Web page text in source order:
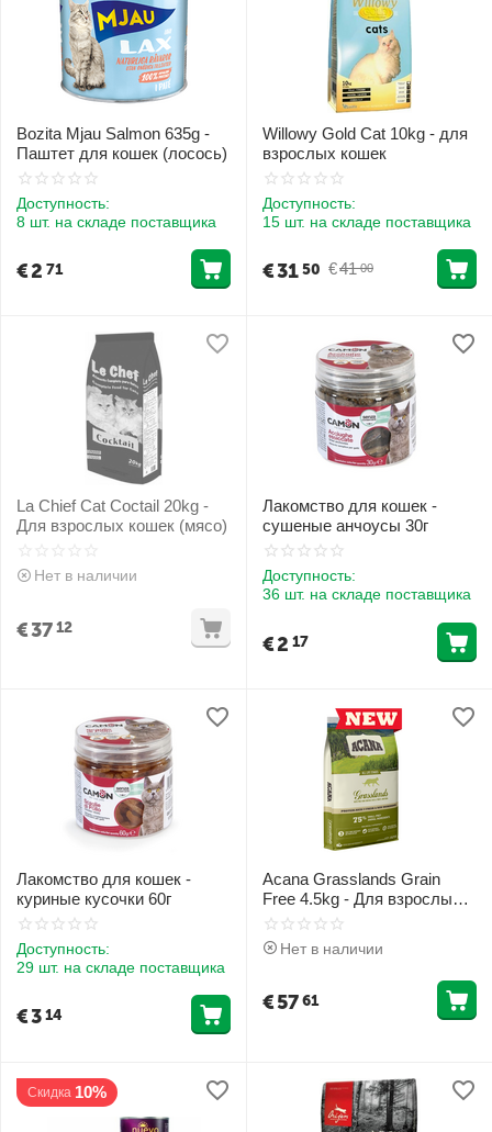
Bozita Mjau Salmon 635g -
Паштет для кошек (лосось)
Доступность:
8 шт. на складе поставщика
€2 71
Willowy Gold Cat 10kg - для
взрослых кошек
Доступность:
15 шт. на складе поставщика
€41 00
€3150
La Chief Cat Coctail 20kg -
Для взрослых кошек (мясо)
Нет в наличии
€3712
Лакомство для кошек -
сушеные анчоусы 30г
Доступность:
36 шт. на складе поставщика
€2 17
Лакомство для кошек -
куриные кусочки 60г
Доступность:
29 шт. на складе поставщика
€314
Acana Grasslands Grain
Free 4.5kg - Для взрослых
кошек
Нет в наличии
€5761
Скидка 10%